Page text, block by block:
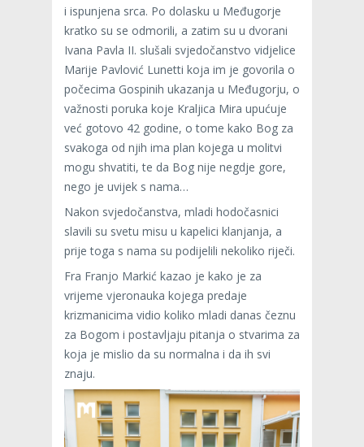
i ispunjena srca. Po dolasku u Međugorje
kratko su se odmorili, a zatim su u dvorani
Ivana Pavla II. slušali svjedočanstvo vidjelice
Marije Pavlović Lunetti koja im je govorila o
počecima Gospinih ukazanja u Međugorju, o
važnosti poruka koje Kraljica Mira upućuje
već gotovo 42 godine, o tome kako Bog za
svakoga od njih ima plan kojega u molitvi
mogu shvatiti, te da Bog nije negdje gore,
nego je uvijek s nama…
Nakon svjedočanstva, mladi hodočasnici
slavili su svetu misu u kapelici klanjanja, a
prije toga s nama su podijelili nekoliko riječi.
Fra Franjo Markić kazao je kako je za
vrijeme vjeronauka kojega predaje
krizmanicima vidio koliko mladi danas čeznu
za Bogom i postavljaju pitanja o stvarima za
koja je mislio da su normalna i da ih svi
znaju.